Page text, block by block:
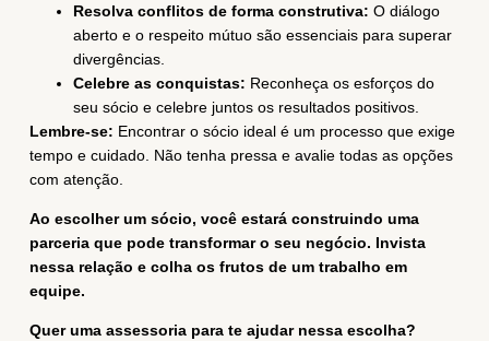
Resolva conflitos de forma construtiva: O diálogo
aberto e o respeito mútuo são essenciais para superar
divergências.
Celebre as conquistas: Reconheça os esforços do
seu sócio e celebre juntos os resultados positivos.
Lembre-se: Encontrar o sócio ideal é um processo que exige
tempo e cuidado. Não tenha pressa e avalie todas as opções
com atenção.
Ao escolher um sócio, você estará construindo uma
parceria que pode transformar o seu negócio. Invista
nessa relação e colha os frutos de um trabalho em
equipe.
Quer uma assessoria para te ajudar nessa escolha?